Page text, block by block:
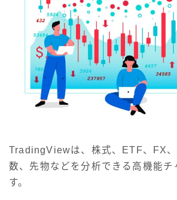
TradingViewは、株式、ETF、FX
数、先物などを分析できる高機能チ
す。